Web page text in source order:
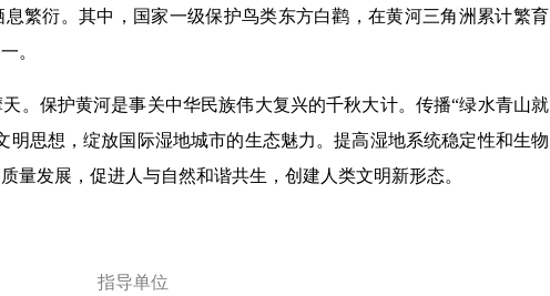
息繁衍。其中，国家一级保护鸟类东方白鹳，在黄河三角洲累计繁育
。
保护黄河是事关中华民族伟大复兴的千秋大计。传播“绿水青山就
明思想，绽放国际湿地城市的生态魅力。提高湿地系统稳定性和生物
量发展，促进人与自然和谐共生，创建人类文明新形态。
指导单位